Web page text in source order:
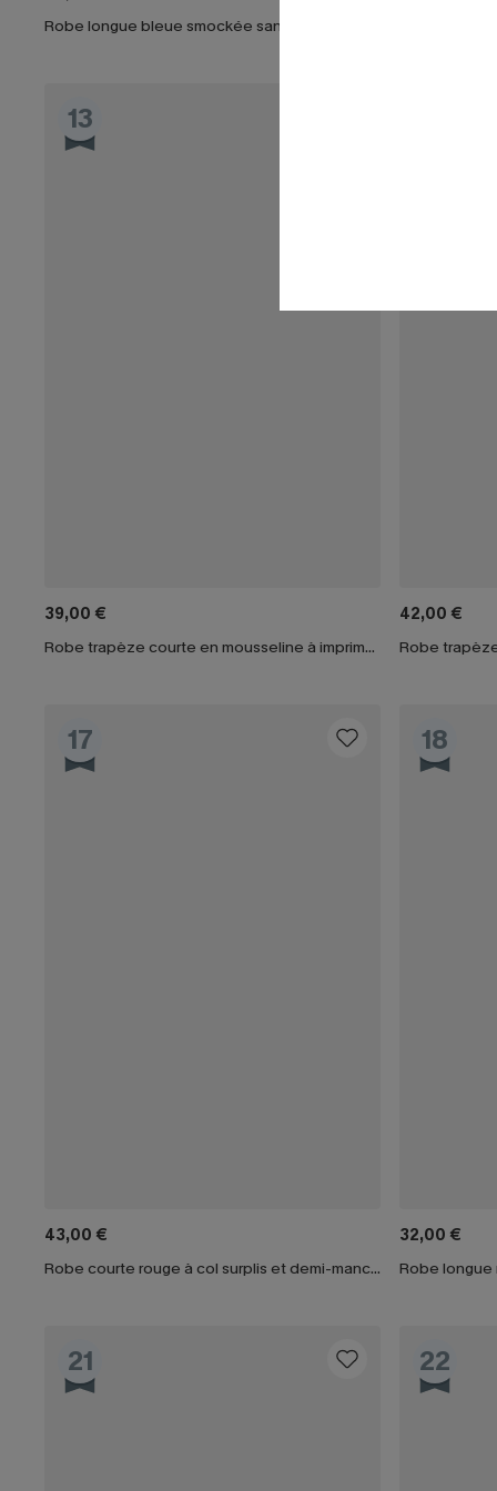
Robe longue bleue smockée sans manches
13
39,00 €
Robe trapèze courte en mousseline à imprimé fleuri
42,00 €
Robe
17
43,00 €
Robe courte rouge à col surplis et demi-manches
18
32,00 €
Robe longue
21 22